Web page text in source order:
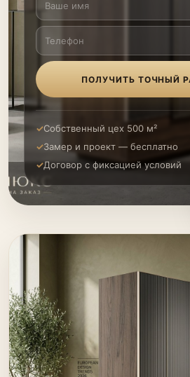
ПОЛУЧИТЬ ТОЧНЫЙ
Собственный цех 500 м²
Замер и проект — бесплатно
Договор с фиксацией условий